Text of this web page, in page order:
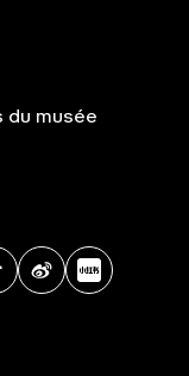
du musée
X TikTokWeibo